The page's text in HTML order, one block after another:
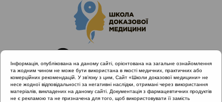
Інформація, опублікована на даному сайті, орієнтована на загальне ознайомлення
та жодним чином не може бути використана в якості медичних, практичних або
комерційних рекомендацій. У зв’язку з цим, Сайт «Школи доказової медицини» не
несе жодної відповідальності за негативні наслідки, отримані через використання
матеріалів, викладених на даному сайті. Документація з фармацевтичних продуктів
не є рекламою та не призначена для того, щоб використовувати її замість